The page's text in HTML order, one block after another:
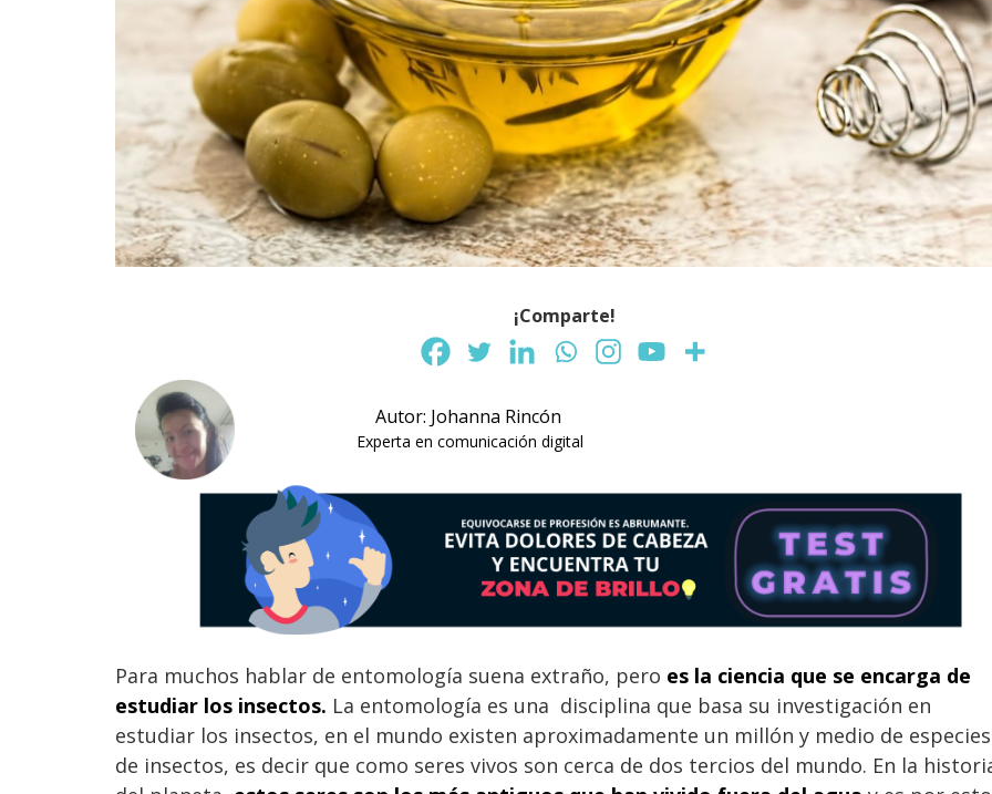
¡Comparte!
Autor: Johanna Rincón
Experta en comunicación digital
Para muchos hablar de entomología suena extraño, pero es la ciencia que se encarga de
estudiar los insectos. La entomología es una disciplina que basa su investigación en
estudiar los insectos, en el mundo existen aproximadamente un millón y medio de especies
de insectos, es decir que como seres vivos son cerca de dos tercios del mundo. En la